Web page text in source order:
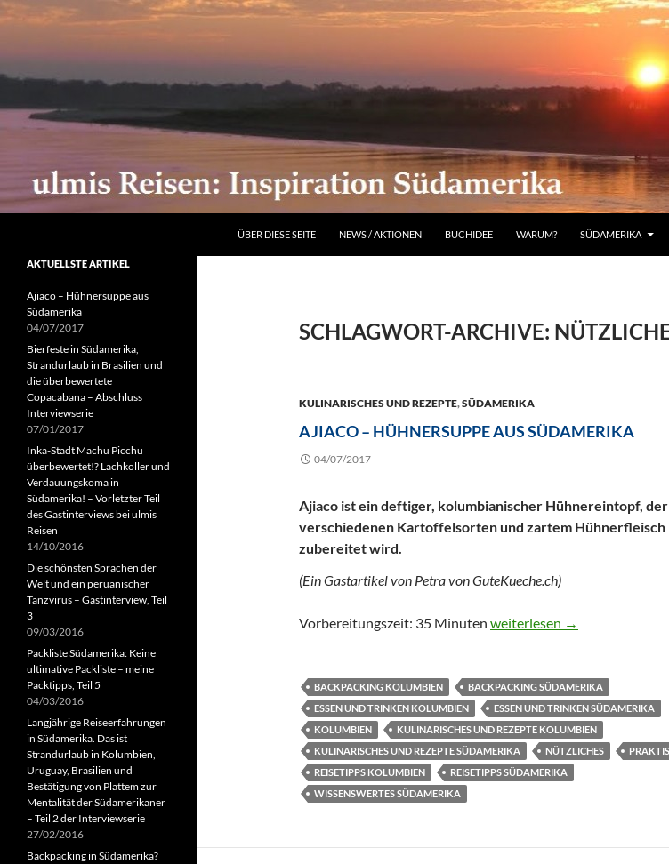
ÜBER DIESE SEITE
NEWS / AKTIONEN BUCHIDEE WARUM? SÜDAMERIKA
SCHLAGWORT-ARCHIVE:
KULINARISCHES UND REZEPTE,SÜDAMERIKA
AJIACO – HÜHNERSUPPE AUS SÜDAMERIKA
04/07/2017
Ajiaco ist ein deftiger, kolumbianischer Hühnereintopf,
verschiedenen Kartoffelsorten und zartem Hühnerfleisch
zubereitet wird.
(Ein Gastartikel von Petra von GuteKueche.ch)
Vorbereitungszeit: 35 Minuten Ajiaco – Hühnersuppe aus
weiterlesen →
BACKPACKING KOLUMBIEN
BACKPACKING SÜDAMERIKA
ESSEN UND TRINKEN KOLUMBIEN
ESSEN UND TRINKEN SÜDAMERIKA
KOLUMBIEN
KULINARISCHES UND REZEPTE KOLUMBIEN
KULINARISCHES UND REZEPTE SÜDAMERIKA
NÜTZLICHES
REISETIPPS KOLUMBIEN
REISETIPPS SÜDAMERIKA
WISSENSWERTES SÜDAMERIKA
AKTUELLSTE ARTIKEL
Ajiaco – Hühnersuppe aus
Südamerika
04/07/2017
Bierfeste in Südamerika,
Strandurlaub in Brasilien und
die überbewertete
Copacabana – Abschluss
Interviewserie
07/01/2017
Inka-Stadt Machu Picchu
überbewertet!? Lachkoller und
Verdauungskoma in
Südamerika! – Vorletzter Teil
des Gastinterviews bei ulmis
Reisen
14/10/2016
Die schönsten Sprachen der
Welt und ein peruanischer
Tanzvirus – Gastinterview, Teil
3
09/03/2016
Packliste Südamerika: Keine
ultimative Packliste – meine
Packtipps, Teil 5
04/03/2016
Langjährige Reiseerfahrungen
in Südamerika. Das ist
Strandurlaub in Kolumbien,
Uruguay, Brasilien und
Bestätigung von Plattem zur
Mentalität der Südamerikaner
– Teil 2 der Interviewserie
27/02/2016
Backpacking in Südamerika?